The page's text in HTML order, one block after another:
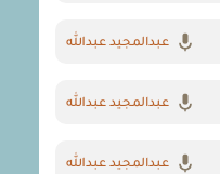
عبدالمجيد عبدالله
عبدالمجيد عبدالله
عبدالمجيد عبدالله